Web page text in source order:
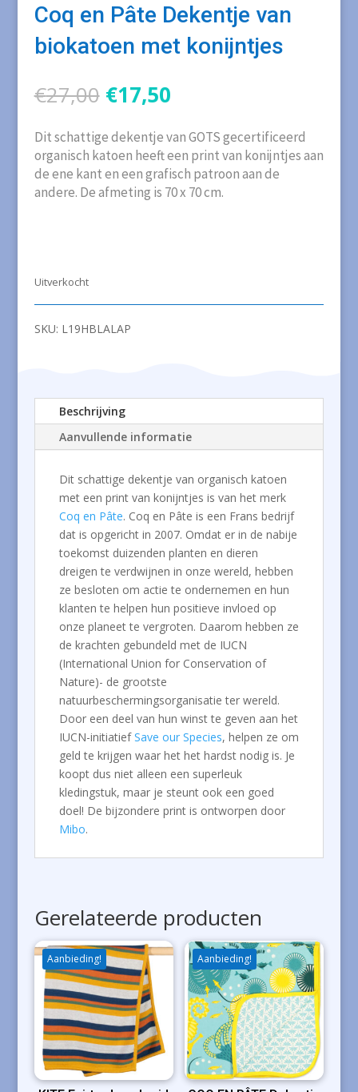
Coq en Pâte Dekentje van
biokatoen met konijntjes
€27,00 Oorspronkelijke
prijs
was:
€27,00.
€17,50Huidige
is:
€17,50.
Dit schattige dekentje van GOTS gecertificeerd
organisch katoen heeft een print van konijntjes aan
de ene kant en een grafisch patroon aan de
andere. De afmeting is 70 x 70 cm.
Uitverkocht
SKU: L19HBLALAP
Beschrijving
Aanvullende informatie
Dit schattige dekentje van organisch katoen
met een print van konijntjes is van het merk
Coq en Pâte. Coq en Pâte is een Frans bedrijf
dat is opgericht in 2007. Omdat er in de nabije
toekomst duizenden planten en dieren
dreigen te verdwijnen in onze wereld, hebben
ze besloten om actie te ondernemen en hun
klanten te helpen hun positieve invloed op
onze planeet te vergroten. Daarom hebben ze
de krachten gebundeld met de IUCN
(International Union for Conservation of
Nature)- de grootste
natuurbeschermingsorganisatie ter wereld.
Door een deel van hun winst te geven aan het
IUCN-initiatiefSave our Species, helpen ze om
geld te krijgen waar het het hardst nodig is. Je
koopt dus niet alleen een superleuk
kledingstuk, maar je steunt ook een goed
doel! De bijzondere print is ontworpen door
Mibo.
Gerelateerde producten
Aanbieding! Aanbieding!